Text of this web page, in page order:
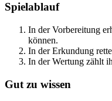
Spielablauf
In der Vorbereitung
können.
In der Erkundung
In der Wertung zählt
Gut zu wissen